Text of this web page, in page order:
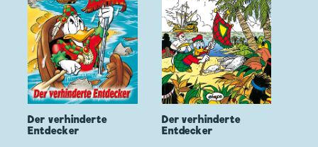
Der verhinderte
Entdecker
Der verhinderte
Entdecker